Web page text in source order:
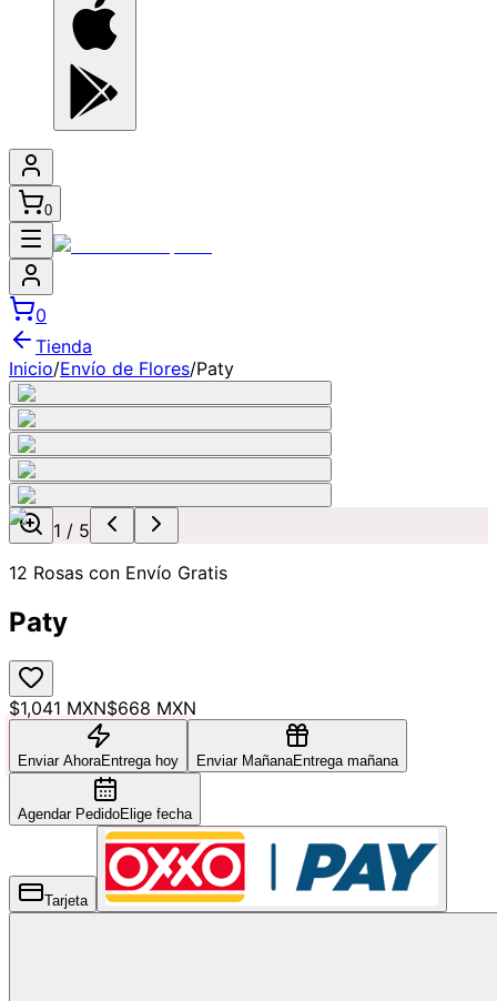
0
0
Tienda
Inicio/Envío de Flores/Paty
1 / 5
12 Rosas con Envío Gratis
Paty
$1,041 MXN$668 MXN
Enviar AhoraEntrega hoy Enviar MañanaEntrega mañana
Agendar PedidoElige fecha
Tarjeta